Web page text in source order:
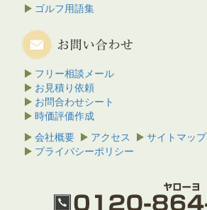
ゴルフ用語集
フリー相談メール
お見積り依頼
お問合わせシート
時価評価作成
会社概要
アクセス
サイトマップ
プライバシーポリシー